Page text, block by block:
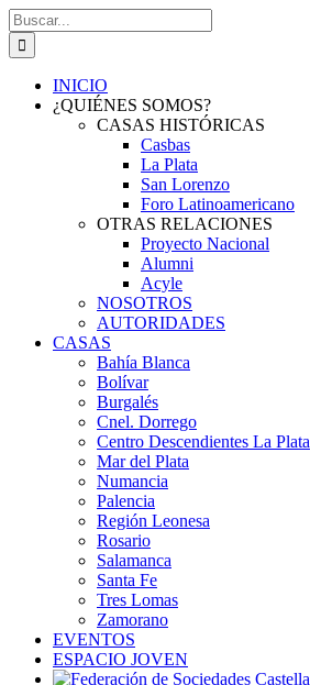
Saltar
al
contenido
Buscar:
INICIO
¿QUIÉNES SOMOS?
CASAS HISTÓRICAS
Casbas
La Plata
San Lorenzo
Foro Latinoamericano
OTRAS RELACIONES
Proyecto Nacional
Alumni
Acyle
NOSOTROS
AUTORIDADES
CASAS
Bahía Blanca
Bolívar
Burgalés
Cnel. Dorrego
Centro Descendientes La Plata
Mar del Plata
Numancia
Palencia
Región Leonesa
Rosario
Salamanca
Santa Fe
Tres Lomas
Zamorano
EVENTOS
ESPACIO JOVEN